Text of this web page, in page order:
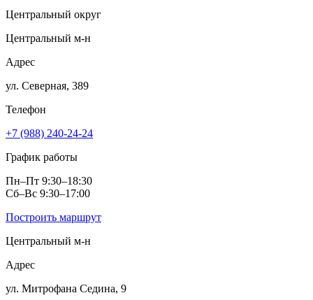
Центральный округ
Центральный м‑н
Адрес
ул. Северная, 389
Телефон
+7 (988) 240-24-24
График работы
Пн–Пт 9:30–18:30
Сб–Вс 9:30–17:00
Построить маршрут
Центральный м‑н
Адрес
ул. Митрофана Седина, 9